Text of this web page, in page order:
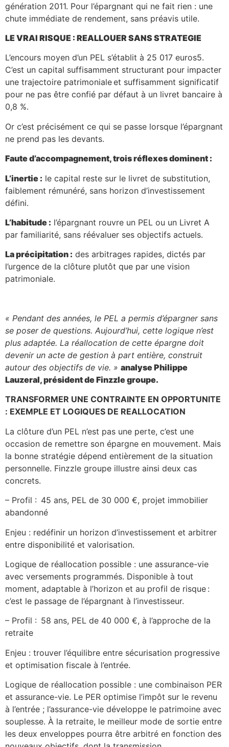
génération 2011. Pour l’épargnant qui ne fait rien : une
chute immédiate de rendement, sans préavis utile.
LE VRAI RISQUE : REALLOUER SANS STRATEGIE
L’encours moyen d’un PEL s’établit à 25 017 euros5.
C’est un capital suffisamment structurant pour impacter
une trajectoire patrimoniale et suffisamment significatif
pour ne pas être confié par défaut à un livret bancaire à
0,8 %.
Or c’est précisément ce qui se passe lorsque l’épargnant
ne prend pas les devants.
Faute d’accompagnement, trois réflexes dominent :
L’inertie : le capital reste sur le livret de substitution,
faiblement rémunéré, sans horizon d’investissement
défini.
L’habitude : l’épargnant rouvre un PEL ou un Livret A
par familiarité, sans réévaluer ses objectifs actuels.
La précipitation : des arbitrages rapides, dictés par
l’urgence de la clôture plutôt que par une vision
patrimoniale.
« Pendant des années, le PEL a permis d’épargner sans
se poser de questions. Aujourd’hui, cette logique n’est
plus adaptée. La réallocation de cette épargne doit
devenir un acte de gestion à part entière, construit
autour des objectifs de vie. » analyse Philippe
Lauzeral, président de Finzzle groupe.
TRANSFORMER UNE CONTRAINTE EN OPPORTUNITE
: EXEMPLE ET LOGIQUES DE REALLOCATION
La clôture d’un PEL n’est pas une perte, c’est une
occasion de remettre son épargne en mouvement. Mais
la bonne stratégie dépend entièrement de la situation
personnelle. Finzzle groupe illustre ainsi deux cas
concrets.
– Profil : 45 ans, PEL de 30 000 €, projet immobilier
abandonné
Enjeu : redéfinir un horizon d’investissement et arbitrer
entre disponibilité et valorisation.
Logique de réallocation possible : une assurance-vie
avec versements programmés. Disponible à tout
moment, adaptable à l’horizon et au profil de risque :
c’est le passage de l’épargnant à l’investisseur.
– Profil : 58 ans, PEL de 40 000 €, à l’approche de la
retraite
Enjeu : trouver l’équilibre entre sécurisation progressive
et optimisation fiscale à l’entrée.
Logique de réallocation possible : une combinaison PER
et assurance-vie. Le PER optimise l’impôt sur le revenu
à l’entrée ; l’assurance-vie développe le patrimoine avec
souplesse. À la retraite, le meilleur mode de sortie entre
les deux enveloppes pourra être arbitré en fonction des